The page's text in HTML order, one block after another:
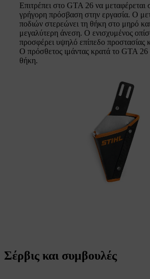
Επιτρέπει στο GTA 26 να μεταφέρεται
γρήγορη πρόσβαση στην εργασία. Ο
ποδιών στερεώνει τη θήκη στο μηρό
μεγαλύτερη άνεση. Ο ενισχυμένος
προσφέρει υψηλό επίπεδο προστασίας
Ο πρόσθετος ιμάντας κρατά το GTA 26
θήκη.
Σέρβις και συμβουλές